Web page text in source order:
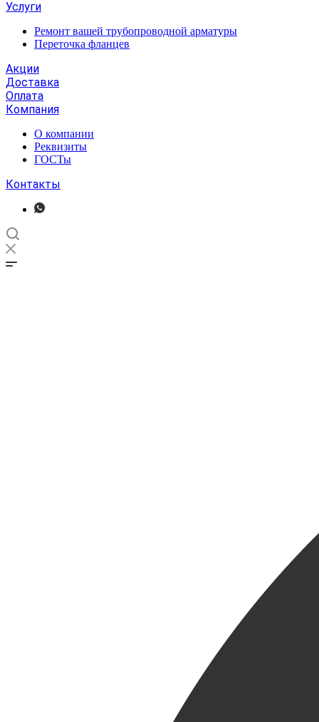
Услуги
Ремонт вашей трубопроводной арматуры
Переточка фланцев
Акции
Доставка
Оплата
Компания
О компании
Реквизиты
ГОСТы
Контакты